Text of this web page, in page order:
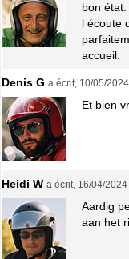
bon
l écoute
accueil.
Denis G a écrit, 10/05/2024 |
Et bien
Heidi W a écrit, 16/04/2024 |
Aardig
aan het